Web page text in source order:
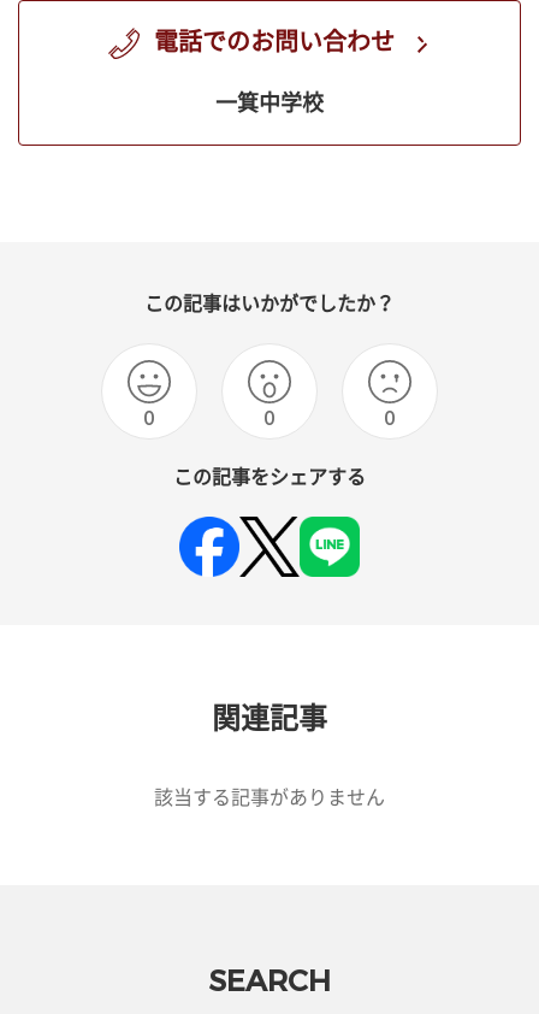
電話でのお問い合わせ
一箕中学校
この記事はいかがでしたか？
0 0 0
この記事をシェアする
関連記事
該当する記事がありません
SEARCH